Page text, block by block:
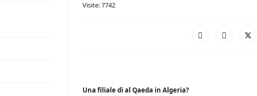
Visite: 7742
Una filiale di al Qaeda in Algeria?